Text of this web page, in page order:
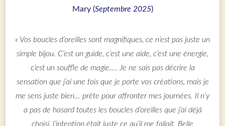
Mary (Septembre 2025)
« Vos boucles d’oreilles sont magnifiques, ce n’est pas juste un
simple bijou. C’est un guide, c’est une aide, c’est une énergie,
c’est un souffle de magie…. Je ne sais pas décrire la
sensation que j’ai une fois que je porte vos créations, mais je
me sens juste bien… prête pour affronter mes journées. Il n’y
a pas de hasard toutes les boucles d’oreilles que j’ai déjà
choisi, l’intention était juste ce qu’il me fallait. Belle